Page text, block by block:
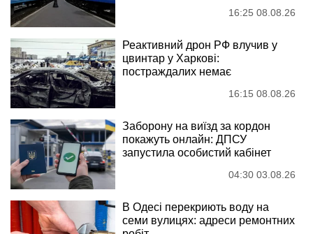
16:25 08.08.26
Реактивний дрон РФ влучив у
цвинтар у Харкові:
постраждалих немає
16:15 08.08.26
Заборону на виїзд за кордон
покажуть онлайн: ДПСУ
запустила особистий кабінет
04:30 03.08.26
В Одесі перекриють воду на
семи вулицях: адреси ремонтних